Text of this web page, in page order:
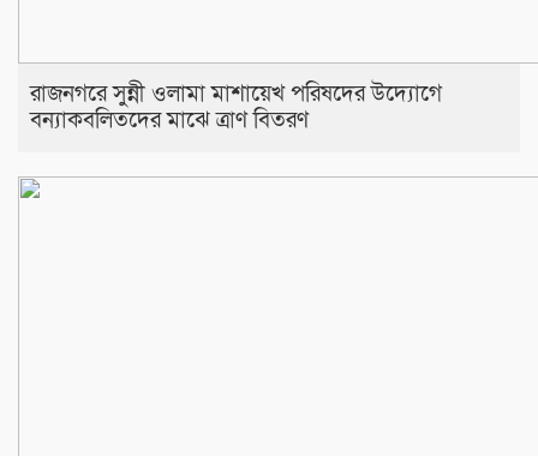
রাজনগরে সুন্নী ওলামা মাশায়েখ পরিষদের উদ্যোগে
বন্যাকবলিতদের মাঝে ত্রাণ বিতরণ